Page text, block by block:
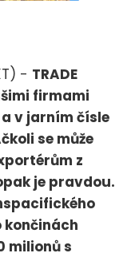
- TRADE
firmami
v jarním čísle
se může
z
je pravdou.
milionů s